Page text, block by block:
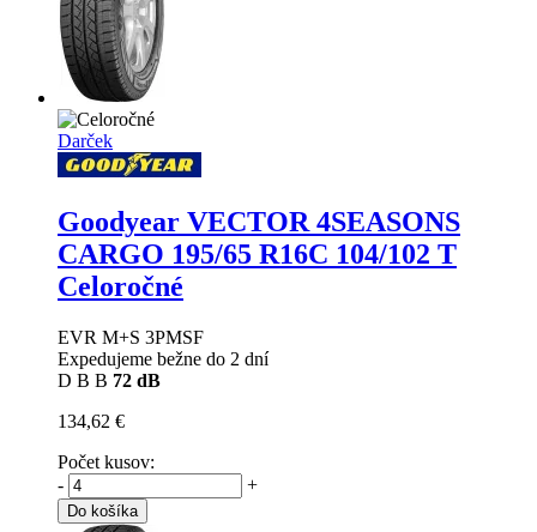
Darček
Goodyear VECTOR 4SEASONS
CARGO 195/65 R16C 104/102 T
Celoročné
EVR M+S 3PMSF
Expedujeme bežne do 2 dní
D B B 72 dB
134,62 €
Počet kusov:
-
+
Do košíka